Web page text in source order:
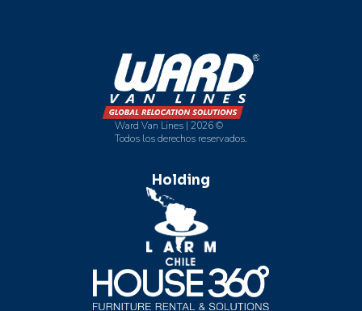
Ward Van Lines | 2026 ©
Todos los derechos reservados.
Holding